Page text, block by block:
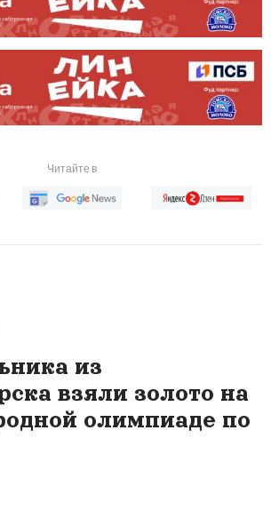
Читайте в
из
взяли золото на
олимпиаде по